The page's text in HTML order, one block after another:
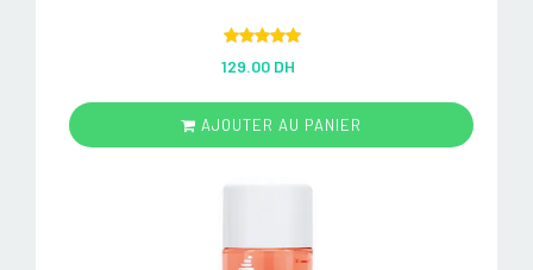
out of 5
129.00 DH
AJOUTER AU PANIER